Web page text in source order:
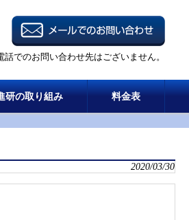
話でのお問い合わせ先はございません。
研の取り組み 料金表
2020/03/30